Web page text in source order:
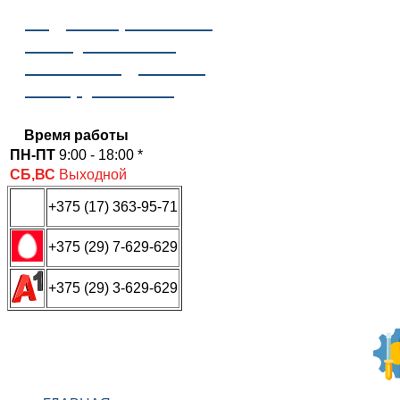
Время работы
ПН-ПТ 9:00 - 18:00 *
СБ,ВС Выходной
+375 (17) 363-95-71
+375 (29) 7-629-629
+375 (29) 3-629-629